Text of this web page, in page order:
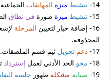
14- ‏ تنشيط ميزة المهاتفات
15- تنشيط ميزة صورة في نطاق
16- إضافة خيار لتعيين
المرحلة
المحذوفة.
17- دعم تحويل ثيم قسم الملصقات.
18- محو الحد الأدني لعمل إسترداد
19- صيانة مشكلة ظهور جلسة